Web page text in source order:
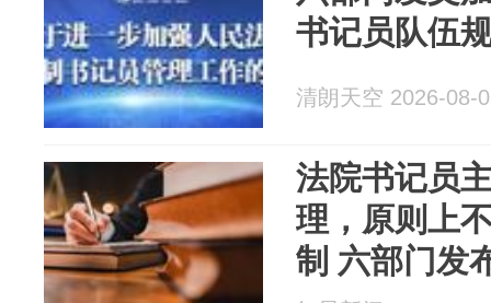
书记员队伍
清朗天空 2026-08-
法院书记员
理，原则上
制 六部门发